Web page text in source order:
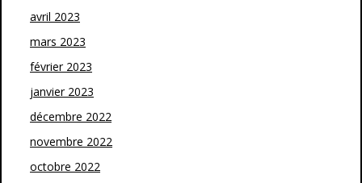
avril 2023
mars 2023
février 2023
janvier 2023
décembre 2022
novembre 2022
octobre 2022